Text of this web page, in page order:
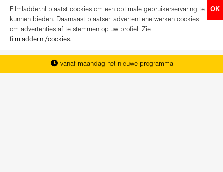
OK
Filmladder.nl plaatst cookies om een optimale gebruikerservaring te
kunnen bieden. Daarnaast plaatsen advertentienetwerken cookies
om advertenties af te stemmen op uw profiel. Zie
filmladder.nl/cookies.
vanaf maandag het nieuwe programma
het complete overzicht van Nederland
koop direct je kaartjes